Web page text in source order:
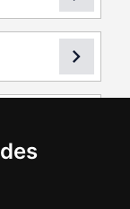
chevron_right